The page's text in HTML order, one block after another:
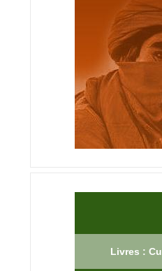
Livres :